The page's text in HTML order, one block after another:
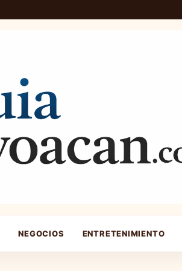
NEGOCIOS ENTRETENIMIENTO